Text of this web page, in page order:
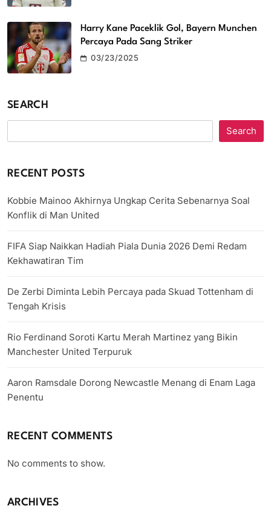
Harry Kane Paceklik Gol, Bayern Munchen
Percaya Pada Sang Striker
03/23/2025
SEARCH
Search
RECENT POSTS
Kobbie Mainoo Akhirnya Ungkap Cerita Sebenarnya Soal
Konflik di Man United
FIFA Siap Naikkan Hadiah Piala Dunia 2026 Demi Redam
Kekhawatiran Tim
De Zerbi Diminta Lebih Percaya pada Skuad Tottenham di
Tengah Krisis
Rio Ferdinand Soroti Kartu Merah Martinez yang Bikin
Manchester United Terpuruk
Aaron Ramsdale Dorong Newcastle Menang di Enam Laga
Penentu
RECENT COMMENTS
No comments to show.
ARCHIVES